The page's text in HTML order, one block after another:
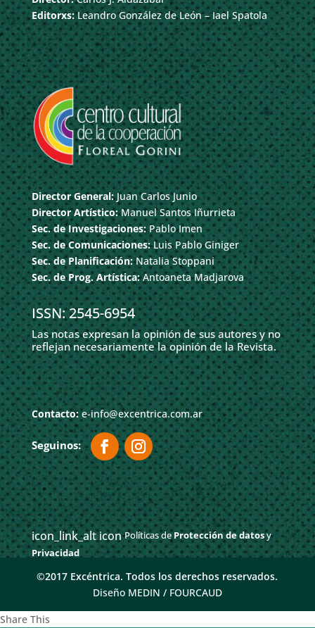
Editorxs:Leandro González de León – Iael Spatola
Director General:Juan Carlos Junio
Director Artístico:Manuel Santos Iñurrieta
Sec. de Investigaciones:Pablo Imen
Sec. de Comunicaciones:Luis Pablo Giniger
Sec. de Planificación:Natalia Stoppani
Sec. de Prog. Artística:Antoaneta Madjarova
ISSN: 2545-6954
Las notas expresan la opinión de sus autores y no
reflejan necesariamente la opinión de la Revista.
Contacto:e-info@excentrica.com.ar
icon_link_alt icon Políticas deProtección de datosy
Privacidad
©2017 Excéntrica. Todos los derechos reservados.
Diseño MEDIN / FOURCAUD
Share This